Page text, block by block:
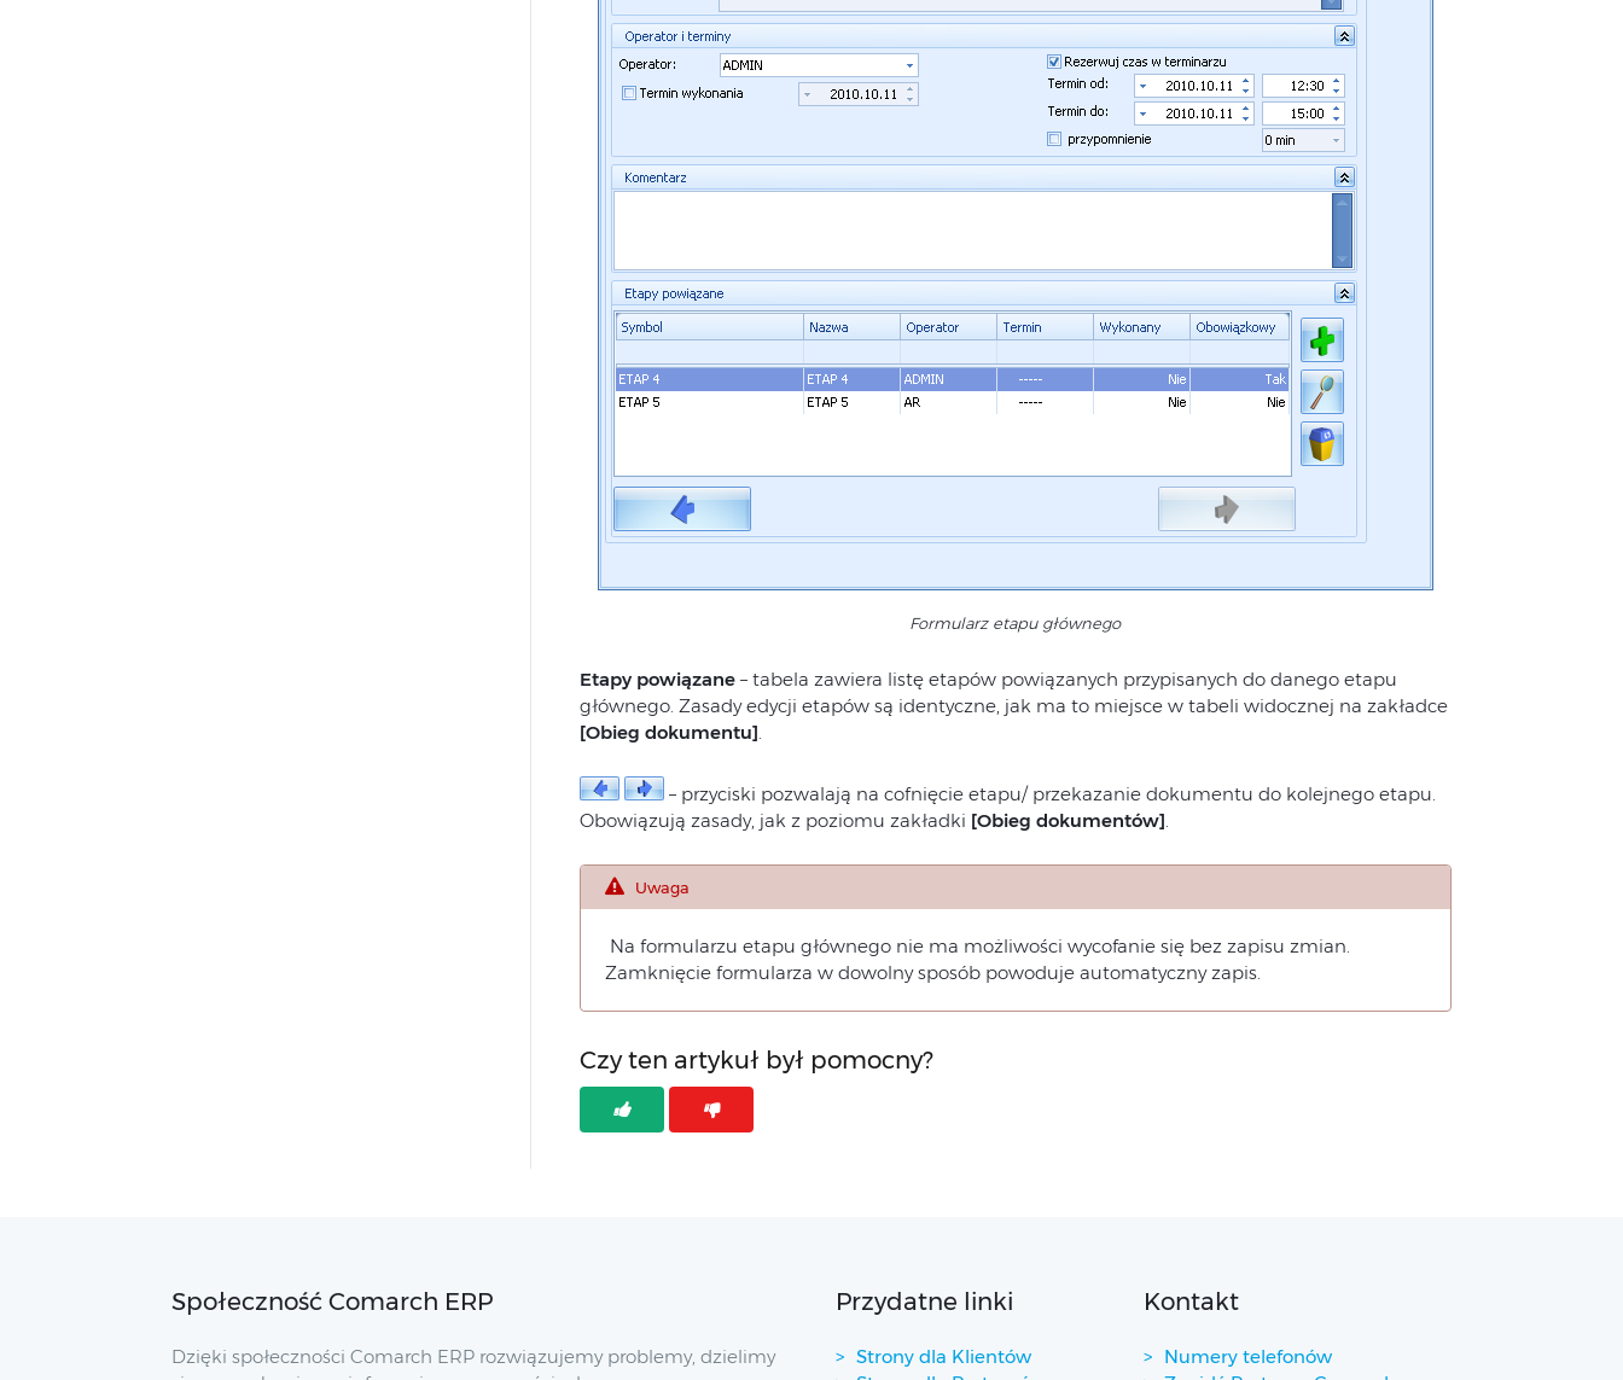
Formularz etapu głównego
Etapy powiązane – tabela zawiera listę etapów powiązanych przypisanych do danego etapu
głównego. Zasady edycji etapów są identyczne, jak ma to miejsce w tabeli widocznej na zakładce
[Obieg dokumentu].
– przyciski pozwalają na cofnięcie etapu/ przekazanie dokumentu do kolejnego etapu.
Obowiązują zasady, jak z poziomu zakładki [Obieg dokumentów].
Uwaga
Na formularzu etapu głównego nie ma możliwości wycofanie się bez zapisu zmian.
Zamknięcie formularza w dowolny sposób powoduje automatyczny zapis.
Czy ten artykuł był pomocny?
Społeczność Comarch ERP
Dzięki społeczności Comarch ERP rozwiązujemy problemy, dzielimy
Przydatne linki
Strony dla Klientów
Kontakt
Numery telefonów